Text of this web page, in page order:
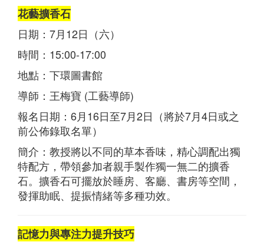
花藝擴香石
日期：7月12日（六）
時間：15:00-17:00
地點：下環圖書館
導師：王梅寶 (工藝導師)
報名日期：6月16日至7月2日（將於7月4日或之
前公佈錄取名單）
簡介：教授將以不同的草本香味，精心調配出獨
特配方，帶領參加者親手製作獨一無二的擴香
石。擴香石可擺放於睡房、客廳、書房等空間，
發揮助眠、提振情緒等多種功效。
記憶力與專注力提升技巧